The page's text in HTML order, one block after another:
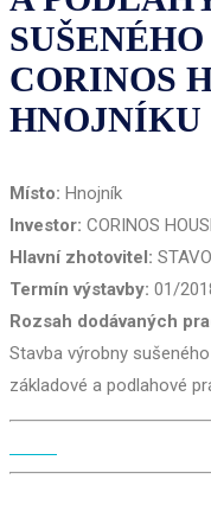
CORINOS
HNOJNÍKU
Místo: Hnojník
Investor: CORINOS
Hlavní zhotovitel:
Termín výstavby: 01/
Rozsah dodávaných
Stavba výrobny
základové a podlahové